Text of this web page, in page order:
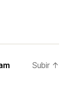
Subir ↑